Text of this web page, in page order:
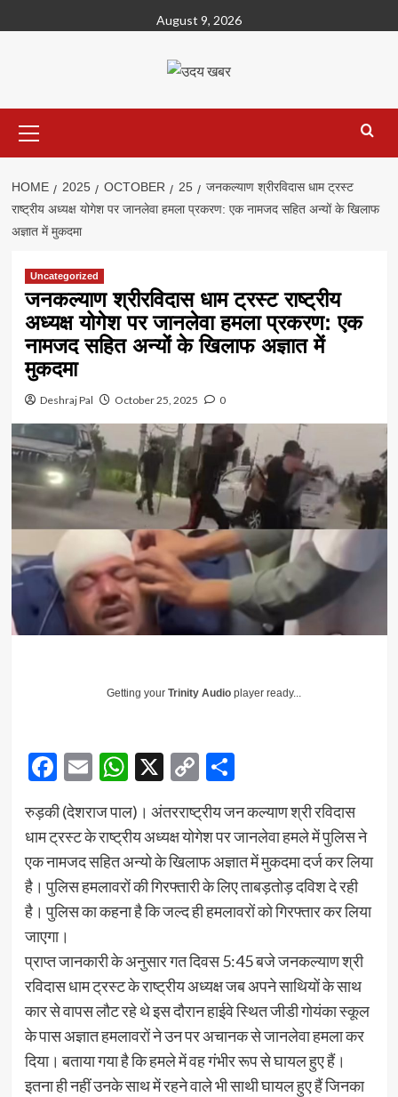
to
August 9, 2026
Menu
HOME 2025 OCTOBER 25
जनकल्याण श्रीरविदास धाम ट्रस्ट
राष्ट्रीय अध्यक्ष योगेश पर जानलेवा हमला प्रकरण: एक नामजद सहित अन्यों के खिलाफ
अज्ञात में मुकदमा
Uncategorized
जनकल्याण श्रीरविदास धाम ट्रस्ट राष्ट्रीय
अध्यक्ष योगेश पर जानलेवा हमला प्रकरण: एक
नामजद सहित अन्यों के खिलाफ अज्ञात में
मुकदमा
Deshraj Pal October 25, 2025 0
Getting your Trinity Audioplayer ready...
Facebook
EmailWhatsApp
X Copy
Link
Share
रुड़की (देशराज पाल)। अंतरराष्ट्रीय जन कल्याण श्री रविदास
धाम ट्रस्ट के राष्ट्रीय अध्यक्ष योगेश पर जानलेवा हमले में पुलिस ने
एक नामजद सहित अन्यो के खिलाफ अज्ञात में मुकदमा दर्ज कर लिया
है। पुलिस हमलावरों की गिरफ्तारी के लिए ताबड़तोड़ दविश दे रही
है। पुलिस का कहना है कि जल्द ही हमलावरों को गिरफ्तार कर लिया
जाएगा।
प्राप्त जानकारी के अनुसार गत दिवस 5:45 बजे जनकल्याण श्री
रविदास धाम ट्रस्ट के राष्ट्रीय अध्यक्ष जब अपने साथियों के साथ
कार से वापस लौट रहे थे इस दौरान हाईवे स्थित जीडी गोयंका स्कूल
के पास अज्ञात हमलावरों ने उन पर अचानक से जानलेवा हमला कर
दिया। बताया गया है कि हमले में वह गंभीर रूप से घायल हुए हैं।
इतना ही नहीं उनके साथ में रहने वाले भी साथी घायल हुए हैं जिनका